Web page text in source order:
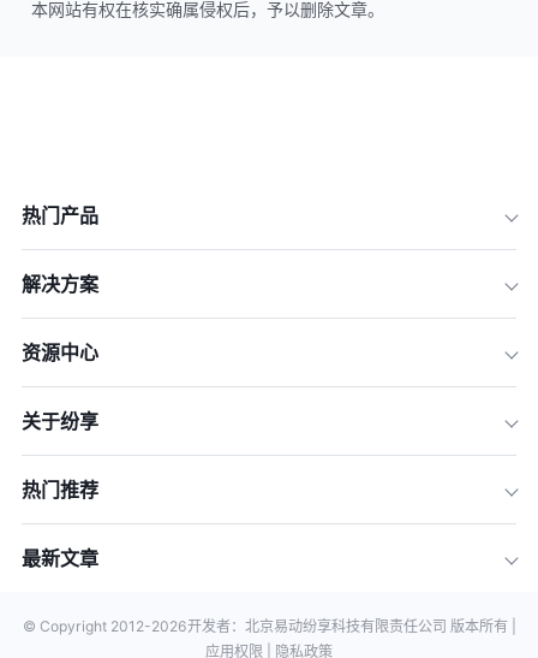
本网站有权在核实确属侵权后，予以删除文章。
热门产品
解决方案
资源中心
关于纷享
热门推荐
最新文章
© Copyright 2012-2026开发者：北京易动纷享科技有限责任公司 版本所有 |
应用权限 |
隐私政策